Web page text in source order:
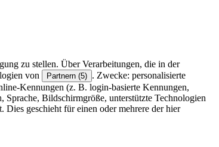
zu stellen. Über Verarbeitungen, die in der
von Partnern (5) . Zwecke: personalisierte
Kennungen (z. B. login-basierte Kennungen,
Bildschirmgröße, unterstützte Technologien
Dies geschieht für einen oder mehrere der hier